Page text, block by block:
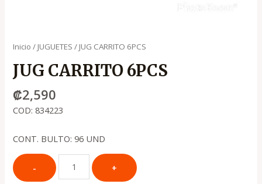
Inicio / JUGUETES / JUG CARRITO 6PCS
JUG CARRITO 6PCS
₡2,590
COD: 834223
CONT. BULTO: 96 UND